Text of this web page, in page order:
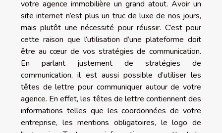
votre agence immobilière un grand atout. Avoir un
site internet n’est plus un truc de luxe de nos jours,
mais plutôt une nécessité pour réussir. C’est pour
cette raison que l’utilisation d’une plateforme doit
être au cœur de vos stratégies de communication.
En parlant justement de stratégies de
communication, il est aussi possible d’utiliser les
têtes de lettre pour communiquer autour de votre
agence. En effet, les têtes de lettre contiennent des
informations telles que les coordonnées de votre
entreprise, les mentions obligatoires, le logo de